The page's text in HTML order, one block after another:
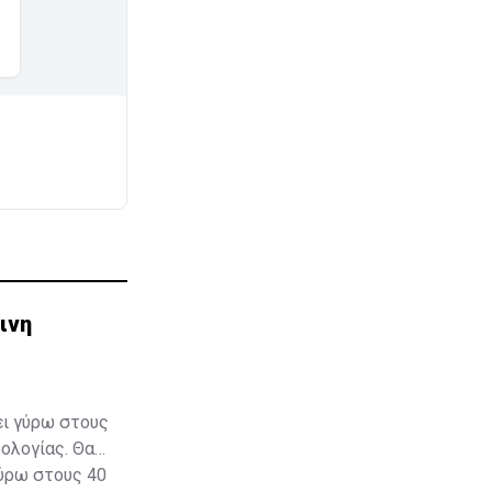
γύρω στους
Θα
στους 40